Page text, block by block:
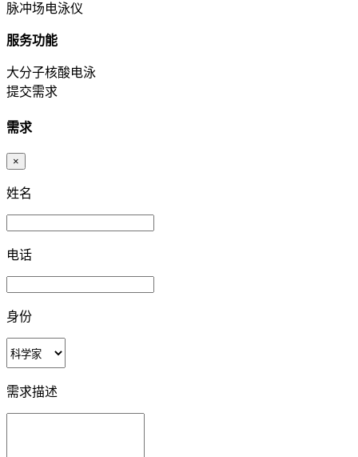
脉冲场电泳仪
服务功能
大分子核酸电泳
提交需求
需求
×
姓名
电话
身份
需求描述